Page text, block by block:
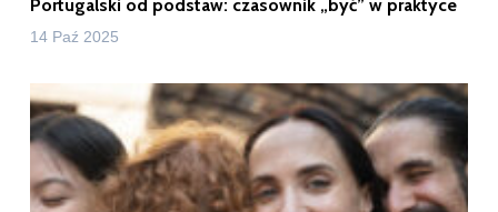
Portugalski od podstaw: czasownik „być” w praktyce
14 Paź 2025